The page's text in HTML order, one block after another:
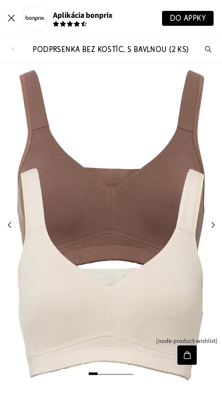
Aplikácia bonprix DO APPKY
PODPRSENKA BEZ KOSTÍC, S BAVLNOU (2 KS)
[node-product-wishlist]